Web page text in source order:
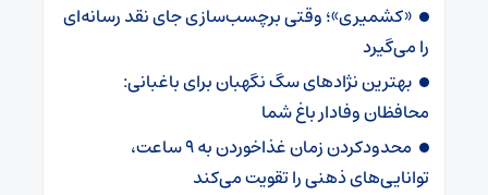
«کشمیری»؛ وقتی برچسب‌سازی جای نقد رسانه‌ای
را می‌گیرد
بهترین نژادهای سگ نگهبان برای باغبانی:
محافظان وفادار باغ شما
محدودکردن زمان غذاخوردن به ۹ ساعت،
توانایی‌های ذهنی را تقویت می‌کند